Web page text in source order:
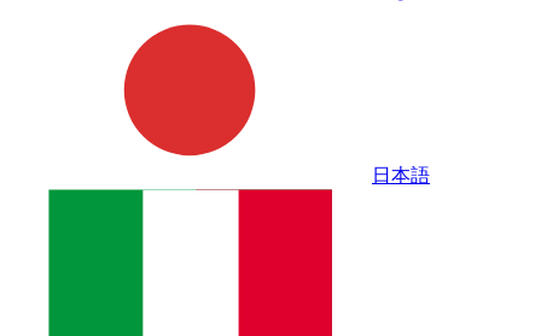
日本語